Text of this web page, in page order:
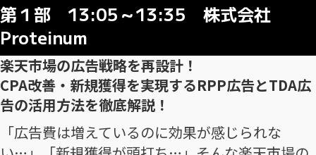
第１部 13:05～13:35 株式会社
Proteinum
楽天市場の広告戦略を再設計！
CPA改善・新規獲得を実現するRPP広告とTDA広
告の活用方法を徹底解説！
「広告費は増えているのに効果が感じられな